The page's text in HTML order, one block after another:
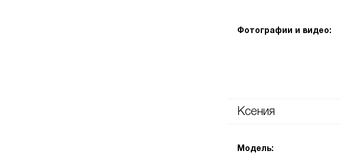
Фотографии и видео:
Ксения
Модель: